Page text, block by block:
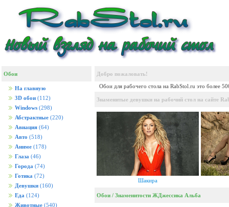
Обои
На главную
3D обои (112)
Windows (298)
Абстрактные (220)
Авиация (64)
Авто (518)
Аниме (178)
Глаза (46)
Города (74)
Готика (72)
Девушки (160)
Еда (124)
Животные (540)
Добро пожаловать!
Обои для рабочего стола на RabStol.ru это более
Знаменитые девушки на рабочий стол на сайте
Шакира
Обои / Знаменитости ЖДжессика Альба